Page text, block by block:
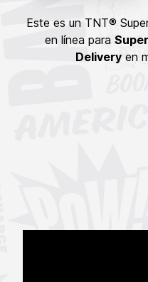
Este es un TNT®
en línea para
Deliveryen